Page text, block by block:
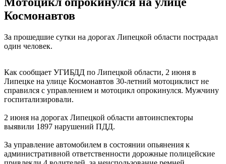
Космонавтов
За прошедшие сутки на дорогах Липецкой области пострадал
один человек.
Как сообщает УГИБДД по Липецкой области, 2 июня в
Липецке на улице Космонавтов 30-летний мотоциклист не
справился с управлением и мотоцикл опрокинулся. Мужчину
госпитализировали.
2 июня на дорогах Липецкой области автоинспекторы
выявили 1897 нарушений ПДД.
За управление автомобилем в состоянии опьянения к
административной ответственности дорожные полицейские